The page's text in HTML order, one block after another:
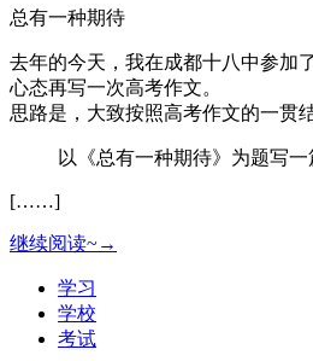
总有一种期待
去年的今天，我在成都十八中参加
心态再写一次高考作文。
思路是，大致按照高考作文的一贯
以《总有一种期待》为题写
[……]
继续阅读~→
学习
学校
考试